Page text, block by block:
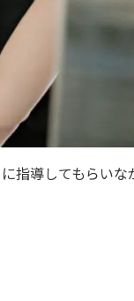
指導してもらいな